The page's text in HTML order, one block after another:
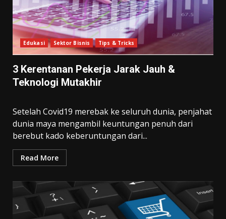
Edukasi Sektor Bisnis Tips & Tricks
3 Kerentanan Pekerja Jarak Jauh &
Teknologi Mutakhir
Setelah Covid19 merebak ke seluruh dunia, penjahat
dunia maya mengambil keuntungan penuh dari
berebut kado keberuntungan dari...
Read More